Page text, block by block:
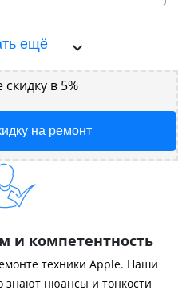
ещё
в 5%
на ремонт
и компетентность
техники Apple. Наши
знают нюансы и тонкости